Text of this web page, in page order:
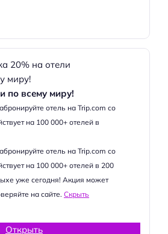
по всему миру!
отель на Trip.com со
на 100 000+ отелей в
отель на Trip.com со
на 100 000+ отелей в 200
уже сегодня! Акция может
на сайте. Скрыть
Открыть